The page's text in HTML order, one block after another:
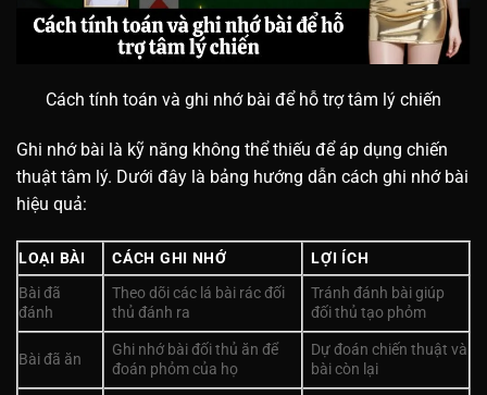
Cách tính toán và ghi nhớ bài để hỗ trợ tâm lý chiến
Ghi nhớ bài là kỹ năng không thể thiếu để áp dụng chiến
thuật tâm lý. Dưới đây là bảng hướng dẫn cách ghi nhớ bài
hiệu quả:
LOẠI BÀI CÁCH GHI NHỚ
LỢI ÍCH
Bài đã
đánh
Theo dõi các lá bài rác đối
thủ đánh ra
Tránh đánh bài giúp
đối thủ tạo phỏm
Bài đã ăn
Ghi nhớ bài đối thủ ăn để
đoán phỏm của họ
Dự đoán chiến thuật và
bài còn lại